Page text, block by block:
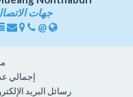
جهات
@
إجمالي
رسائل البريد